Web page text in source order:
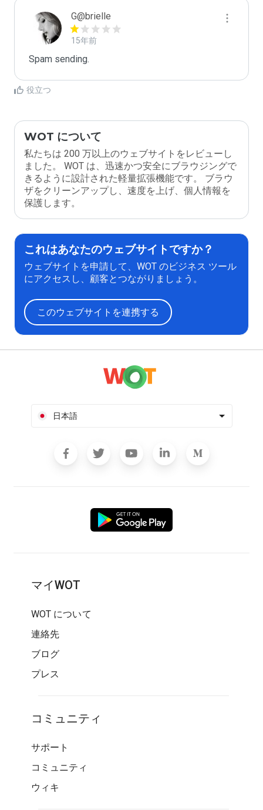
G@brielle
15年前
Spam sending.
役立つ
WOT について
私たちは 200 万以上のウェブサイトをレビューし
ました。 WOT は、迅速かつ安全にブラウジングで
きるように設計された軽量拡張機能です。 ブラウ
ザをクリーンアップし、速度を上げ、個人情報を
保護します。
これはあなたのウェブサイトですか？
ウェブサイトを申請して、WOT のビジネス ツール
にアクセスし、顧客とつながりましょう。
このウェブサイトを連携する
日本語
マイWOT
WOT について
連絡先
ブログ
プレス
コミュニティ
サポート
コミュニティ
ウィキ